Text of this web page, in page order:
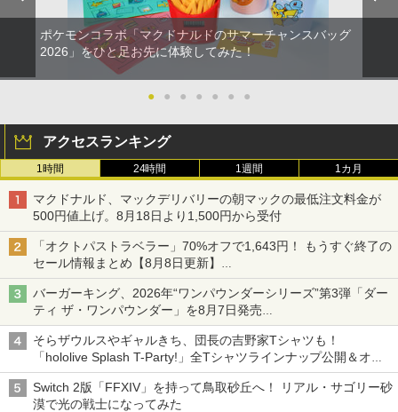
ポケモンコラボ「マクドナルドのサマーチャンスバッグ
2026」をひと足お先に体験してみた！
● ● ● ● ● ● ●
アクセスランキング
1時間 24時間 1週間 1カ月
マクドナルド、マックデリバリーの朝マックの最低注文料金が
500円値上げ。8月18日より1,500円から受付
「オクトパストラベラー」70%オフで1,643円！ もうすぐ終了の
セール情報まとめ【8月8日更新】
ニンテンドーeショップでは「大神 絶景版」が67%オフで990円
バーガーキング、2026年“ワンパウンダーシリーズ”第3弾「ダー
ティ ザ・ワンパウンダー」を8月7日発売
「特製ガーリックマヨソース」を使用した超大型チーズバーガー
そらザウルスやギャルきち、団長の吉野家Tシャツも！
「hololive Splash T-Party!」全Tシャツラインナップ公開＆オン
ライン販売開始
Switch 2版「FFXIV」を持って鳥取砂丘へ！ リアル・サゴリー砂
漠で光の戦士になってみた